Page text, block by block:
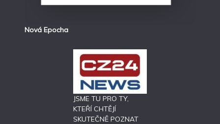
Nová Epocha
JSME TU PRO TY,
KTEŘÍ CHTĚJÍ
SKUTEČNĚ POZNAT